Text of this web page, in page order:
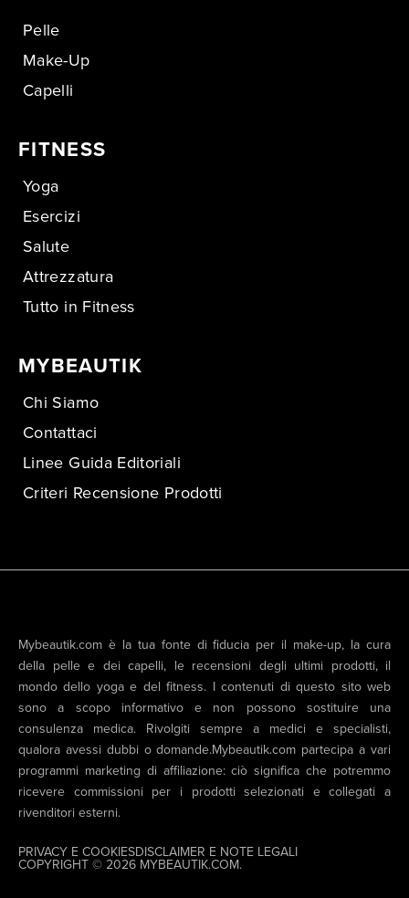
Pelle
Make-Up
Capelli
FITNESS
Yoga
Esercizi
Salute
Attrezzatura
Tutto in Fitness
MYBEAUTIK
Chi Siamo
Contattaci
Linee Guida Editoriali
Criteri Recensione Prodotti
Mybeautik.com è la tua fonte di fiducia per il make-up, la cura
della pelle e dei capelli, le recensioni degli ultimi prodotti, il
mondo dello yoga e del fitness. I contenuti di questo sito web
sono a scopo informativo e non possono sostituire una
consulenza medica. Rivolgiti sempre a medici e specialisti,
qualora avessi dubbi o domande.Mybeautik.com partecipa a vari
programmi marketing di affiliazione: ciò significa che potremmo
ricevere commissioni per i prodotti selezionati e collegati a
rivenditori esterni.
PRIVACY E COOKIESDISCLAIMER E NOTE LEGALI
COPYRIGHT © 2026 MYBEAUTIK.COM.